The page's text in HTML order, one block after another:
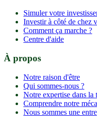
Simuler votre
Investir à côté de chez
Comment ça marche ?
Centre d'aide
À propos
Notre raison d'être
Qui sommes-nous ?
Notre expertise dans la
Comprendre notre
Nous sommes une